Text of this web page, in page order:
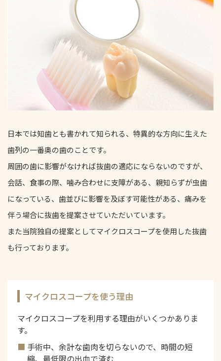
日本では知歯とも書かれて知られる、特異的な方向に生えた
歯列の一番奥の歯のことです。
周囲の歯に影響がなければ抜歯の適応にならないのですが、
会話、食事の際、噛み合わせに支障がある、親知らずが虫歯
になっている、歯並びに影響を及ぼす可能性がある、痛みを
伴う場合に抜歯を提案させていただいています。
また当院独自の提案としてマイクロスコープを使用した抜歯
も行っております。
マイクロスコープを使う理由
マイクロスコープを利用する理由がいくつかありま
す。
手術中、余計な歯肉を切らないので、時間の短
縮、最低限の出血で済む